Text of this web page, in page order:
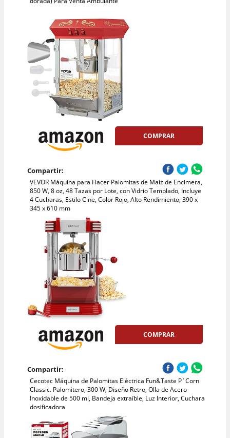
COMPRAR
Compartir:
VEVOR Máquina para Hacer Palomitas de Maíz de Encimera,
850 W, 8 oz, 48 Tazas por Lote, con Vidrio Templado, Incluye
4 Cucharas, Estilo Cine, Color Rojo, Alto Rendimiento, 390 x
345 x 610 mm
COMPRAR
Compartir:
Cecotec Máquina de Palomitas Eléctrica Fun&Taste P´Corn
Classic. Palomitero, 300 W, Diseño Retro, Olla de Acero
Inoxidable de 500 ml, Bandeja extraíble, Luz Interior, Cuchara
dosificadora